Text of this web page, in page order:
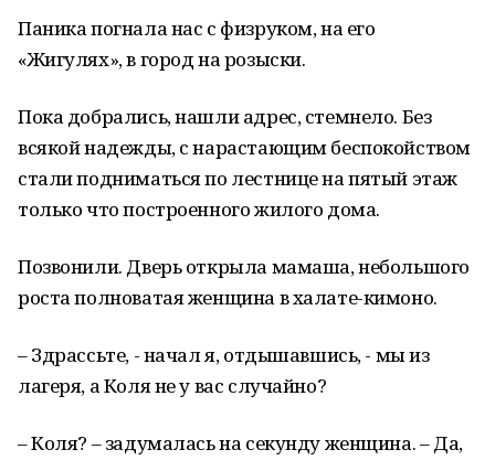
Паника погнала нас с физруком, на его
«Жигулях», в город на розыски.
Пока добрались, нашли адрес, стемнело. Без
всякой надежды, с нарастающим беспокойством
стали подниматься по лестнице на пятый этаж
только что построенного жилого дома.
Позвонили. Дверь открыла мамаша, небольшого
роста полноватая женщина в халате-кимоно.
– Здрассьте, - начал я, отдышавшись, - мы из
лагеря, а Коля не у вас случайно?
– Коля? – задумалась на секунду женщинa. – Да,